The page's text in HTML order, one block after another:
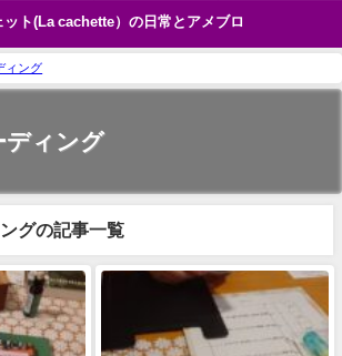
ット(La cachette）の日常とアメブロ
ィング
ディング
グの記事一覧